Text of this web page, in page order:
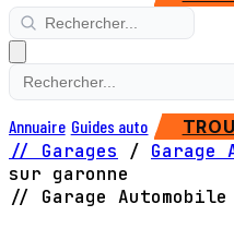
Annuaire Guides auto
// Garages / Garage
sur garonne
// Garage